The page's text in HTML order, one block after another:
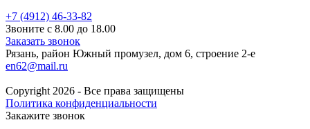
+7 (4912) 46-33-82
Звоните с 8.00 до 18.00
Заказать звонок
Рязань, район Южный промузел, дом 6, строение 2-е
en62@mail.ru
Copyright 2026 - Все права защищены
Политика конфиденциальности
Закажите звонок